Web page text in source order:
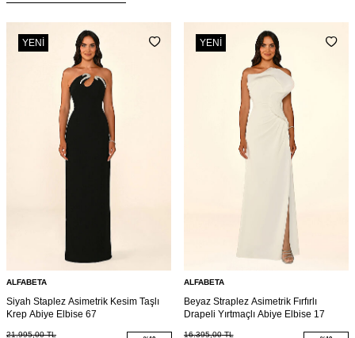
YENI
ALFABETA
Siyah Staplez Asimetrik Kesim Taşlı
Krep Abiye Elbise 67
21.995,00TL
YENI
ALFABETA
Beyaz Straplez Asimetrik Fırfırlı
Drapeli Yırtmaçlı Abiye Elbise 17
16.395,00TL